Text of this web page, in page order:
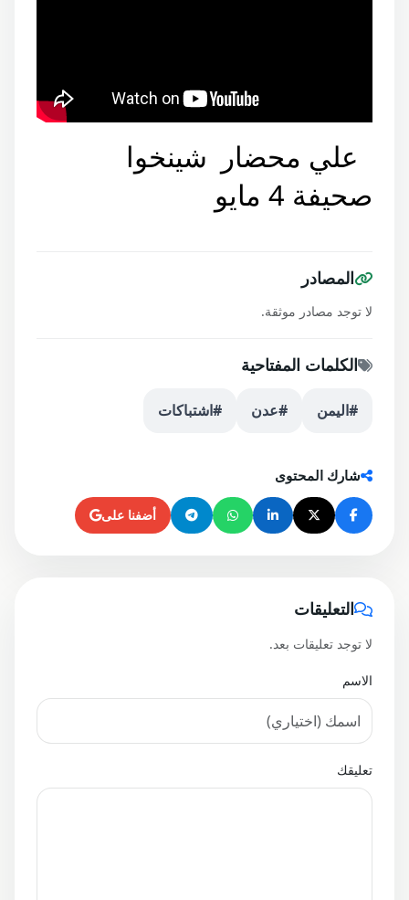
علي محضار
شينخوا
صحيفة 4 مايو
المصادر
لا توجد مصادر موثقة.
الكلمات المفتاحية
#اليمن #عدن #اشتباكات
شارك المحتوى
أضفنا على
التعليقات
لا توجد تعليقات بعد.
الاسم
تعليقك